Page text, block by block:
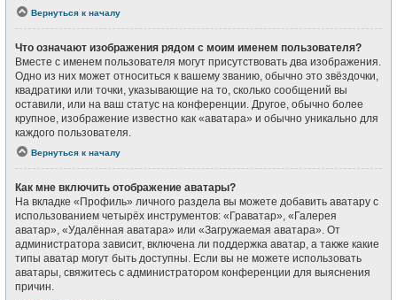
Вернуться к началу
Что означают изображения рядом с моим именем пользователя?
Вместе с именем пользователя могут присутствовать два изображения.
Одно из них может относиться к вашему званию, обычно это звёздочки,
квадратики или точки, указывающие на то, сколько сообщений вы
оставили, или на ваш статус на конференции. Другое, обычно более
крупное, изображение известно как «аватара» и обычно уникально для
каждого пользователя.
Вернуться к началу
Как мне включить отображение аватары?
На вкладке «Профиль» личного раздела вы можете добавить аватару с
использованием четырёх инструментов: «Граватар», «Галерея
аватар», «Удалённая аватара» или «Загружаемая аватара». От
администратора зависит, включена ли поддержка аватар, а также какие
типы аватар могут быть доступны. Если вы не можете использовать
аватары, свяжитесь с администратором конференции для выяснения
причин.